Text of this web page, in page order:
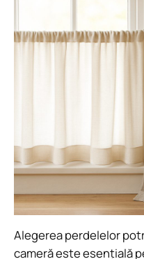
Alegerea perdelelor
cameră este esențială